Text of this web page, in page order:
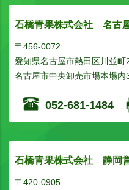
石橋青果株式会社 名古
〒456-0072
愛知県名古屋市熱田区川並町
名古屋市中央卸売市場本場内
052-681-1484
石橋青果株式会社 静岡
〒420-0905